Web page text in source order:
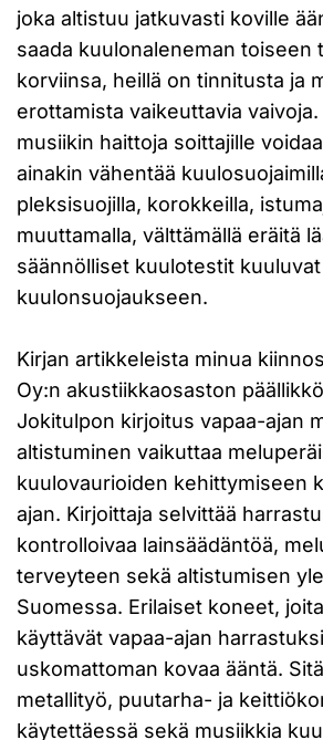
joka altistuu jatkuvasti koville
saada kuulonaleneman toiseen
korviinsa, heillä on tinnitusta ja
erottamista vaikeuttavia
musiikin haittoja soittajille
ainakin vähentää
pleksisuojilla, korokkeilla,
muuttamalla, välttämällä eräitä
säännölliset kuulotestit
kuulonsuojaukseen.
Kirjan artikkeleista minua
Oy:n akustiikkaosaston
Jokitulpon kirjoitus vapaa-ajan
altistuminen vaikuttaa
kuulovaurioiden kehittymiseen
ajan. Kirjoittaja selvittää
kontrolloivaa lainsäädäntöä,
terveyteen sekä altistumisen
Suomessa. Erilaiset koneet,
käyttävät vapaa-ajan
uskomattoman kovaa ääntä.
metallityö, puutarha- ja
käytettäessä sekä musiikkia